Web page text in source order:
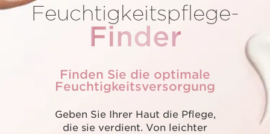
Feuchtigkeitspflege-
Finder
Finden Sie die optimale
Feuchtigkeitsversorgung
Geben Sie Ihrer Haut die Pflege,
die sie verdient. Von leichter